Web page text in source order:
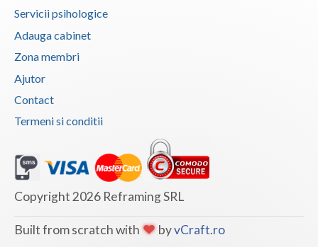
Servicii psihologice
Adauga cabinet
Zona membri
Ajutor
Contact
Termeni si conditii
Copyright 2026 Reframing SRL
Built from scratch with byvCraft.ro